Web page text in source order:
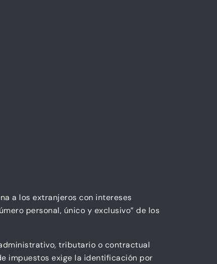
a los extranjeros con intereses
personal, único y exclusivo” de los
tributario o contractual
impuestos exige la identificación por